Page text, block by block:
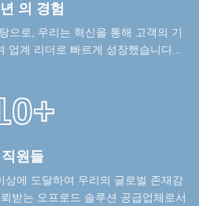
의 경험
으로, 우리는 혁신을 통해 고객의 기
업계 리더로 빠르게 성장했습니다...
직원들
상에 도달하여 우리의 글로벌 존재감
받는 오프로드 솔루션 공급업체로서